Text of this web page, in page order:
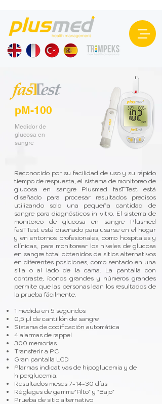
pM-100
Medidor de
glucosa en
sangre
Reconocido por su facilidad de uso y su rápido
tiempo de respuesta, el sistema de monitoreo de
glucosa en sangre Plusmed fasTTest está
diseñado para procesar resultados precisos
utilizando solo una pequeña cantidad de
sangre para diagnósticos in vitro. El sistema de
monitoreo de glucosa en sangre Plusmed
fasTTest está diseñado para usarse en el hogar
y en entornos profesionales, como hospitales y
clínicas, para monitorear los niveles de glucosa
en sangre total obtenidos de sitios alternativos
en diferentes posiciones, como sentado en una
silla o al lado de la cama. La pantalla con
contraste, íconos grandes y números grandes
permite que las personas lean los resultados de
la prueba fácilmente.
1 medida en 5 segundos
0,5 µl de cantillón de sangre
Sistema de codificación automática
4 alarmas de rappel
300 memorias
Transferir a PC
Gran pantalla LCD
Alarmas indicativas de hipoglucemia y de
hiperglucemia.
Resultados meses 7-14-30 días
Réglages de gamme"Alto" y "Bajo"
Prueba de sitio alternativo